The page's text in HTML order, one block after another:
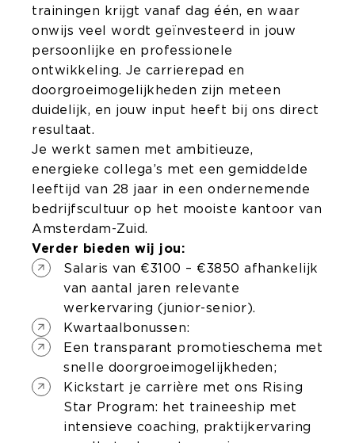
trainingen krijgt vanaf dag één, en waar
onwijs veel wordt geïnvesteerd in jouw
persoonlijke en professionele
ontwikkeling. Je carrierepad en
doorgroeimogelijkheden zijn meteen
duidelijk, en jouw input heeft bij ons direct
resultaat.
Je werkt samen met ambitieuze,
energieke collega’s met een gemiddelde
leeftijd van 28 jaar in een ondernemende
bedrijfscultuur op het mooiste kantoor van
Amsterdam-Zuid.
Verder bieden wij jou:
Salaris van €3100 – €3850 afhankelijk
van aantal jaren relevante
werkervaring (junior-senior).
Kwartaalbonussen:
Een transparant promotieschema met
snelle doorgroeimogelijkheden;
Kickstart je carrière met ons Rising
Star Program: het traineeship met
intensieve coaching, praktijkervaring